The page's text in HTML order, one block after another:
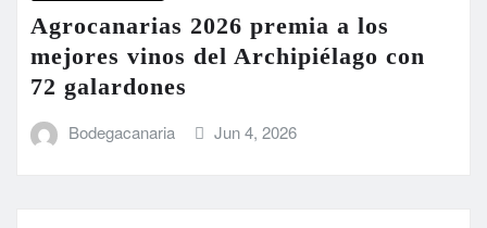
Agrocanarias 2026 premia a los
mejores vinos del Archipiélago con
72 galardones
Bodegacanaria Jun 4, 2026